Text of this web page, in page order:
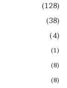
(128)
(38)
(4)
(1)
(8)
(8)